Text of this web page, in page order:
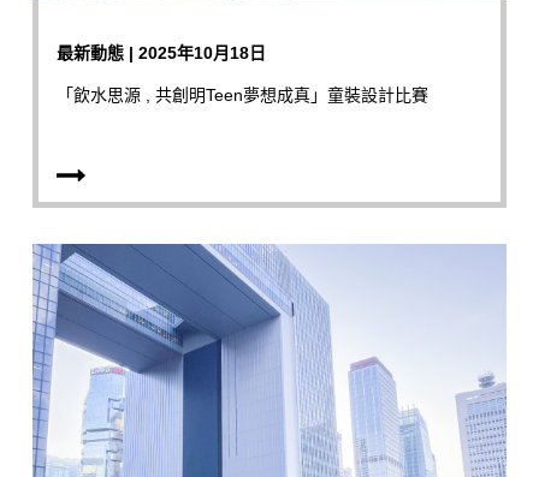
最新動態 | 2025年10月18日
「飲水思源 , 共創明Teen夢想成真」童裝設計比賽